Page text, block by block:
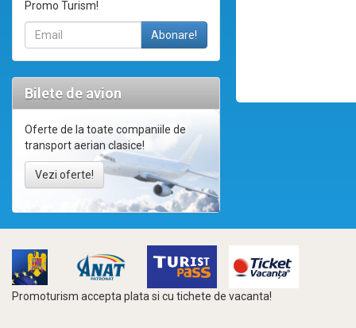
Promo Turism!
Bilete de avion
Oferte de la toate companiile de
transport aerian clasice!
Vezi oferte!
Promoturism accepta plata si cu tichete de vacanta!